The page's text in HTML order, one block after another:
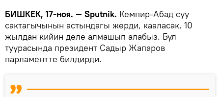
БИШКЕК, 17-ноя. — Sputnik. Кемпир-Абад суу
сактагычынын астындагы жерди, кааласак, 10
жылдан кийин деле алмашып алабыз. Бул
туурасында президент Садыр Жапаров
парламентте билдирди.